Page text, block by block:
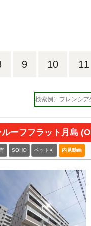
9 10 11
ＬＤＫ、３ＳＬＤＫ
ルーフフラット月島
SOHO ペット可 内見動画